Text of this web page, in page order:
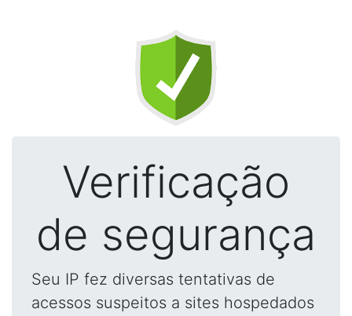
Verificação
de segurança
Seu IP fez diversas tentativas de
acessos suspeitos a sites hospedados